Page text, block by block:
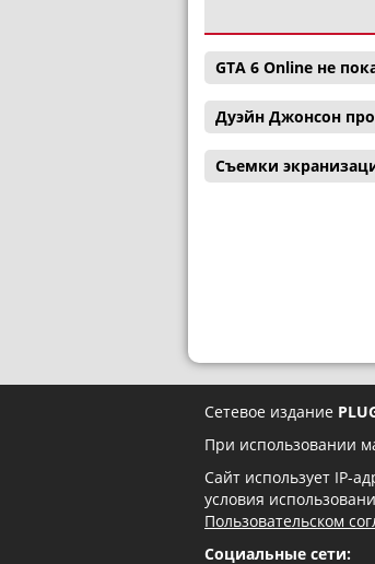
GTA 6 Online не
Дуэйн Джонсон
Съемки
Сетевое издание
При использовании
Сайт использует IP-
условия
Пользовательском
Социальные сети: